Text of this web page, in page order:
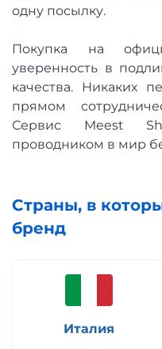
одну посылку.
Покупка на
уверенность в
качества. Никаких
прямом
Сервис Meest
проводником в мир
Страны, в
бренд
Италия